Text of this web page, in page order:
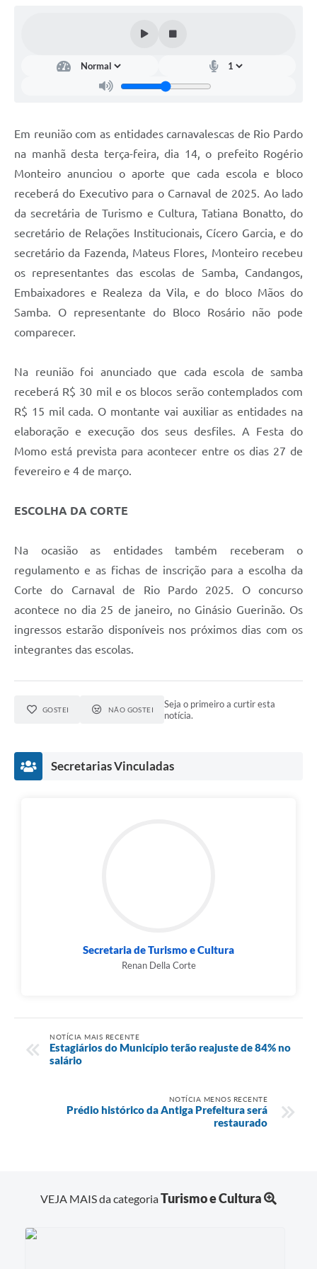
Secretarias
Legislação
Editais
Serviços Online
Telefones Úteis
Transparência
Em reunião com as entidades carnavalescas de Rio Pardo
na manhã desta terça-feira, dia 14, o prefeito Rogério
Monteiro anunciou o aporte que cada escola e bloco
receberá do Executivo para o Carnaval de 2025. Ao lado
da secretária de Turismo e Cultura, Tatiana Bonatto, do
secretário de Relações Institucionais, Cícero Garcia, e do
secretário da Fazenda, Mateus Flores, Monteiro recebeu
os representantes das escolas de Samba, Candangos,
Embaixadores e Realeza da Vila, e do bloco Mãos do
Samba. O representante do Bloco Rosário não pode
comparecer.
Na reunião foi anunciado que cada escola de samba
receberá R$ 30 mil e os blocos serão contemplados com
R$ 15 mil cada. O montante vai auxiliar as entidades na
elaboração e execução dos seus desfiles. A Festa do
Momo está prevista para acontecer entre os dias 27 de
fevereiro e 4 de março.
ESCOLHA DA CORTE
Na ocasião as entidades também receberam o
regulamento e as fichas de inscrição para a escolha da
Corte do Carnaval de Rio Pardo 2025. O concurso
acontece no dia 25 de janeiro, no Ginásio Guerinão. Os
ingressos estarão disponíveis nos próximos dias com os
integrantes das escolas.
GOSTEI NÃO GOSTEI
Seja o primeiro a curtir esta
notícia.
Secretarias Vinculadas
Secretaria de Turismo e Cultura
Renan Della Corte
NOTÍCIA MAIS RECENTE
Estagiários do Município terão reajuste de 84% no
salário
NOTÍCIA MENOS RECENTE
Prédio histórico da Antiga Prefeitura será
restaurado
VEJA MAIS da categoriaTurismo e Cultura